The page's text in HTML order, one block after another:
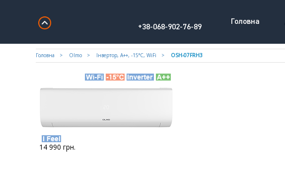
+38-068-902-76-89
Головна
Головна Olmo Iнвертор, А++, -15°С, WiFi OSH-07FRH3
14 990 грн.